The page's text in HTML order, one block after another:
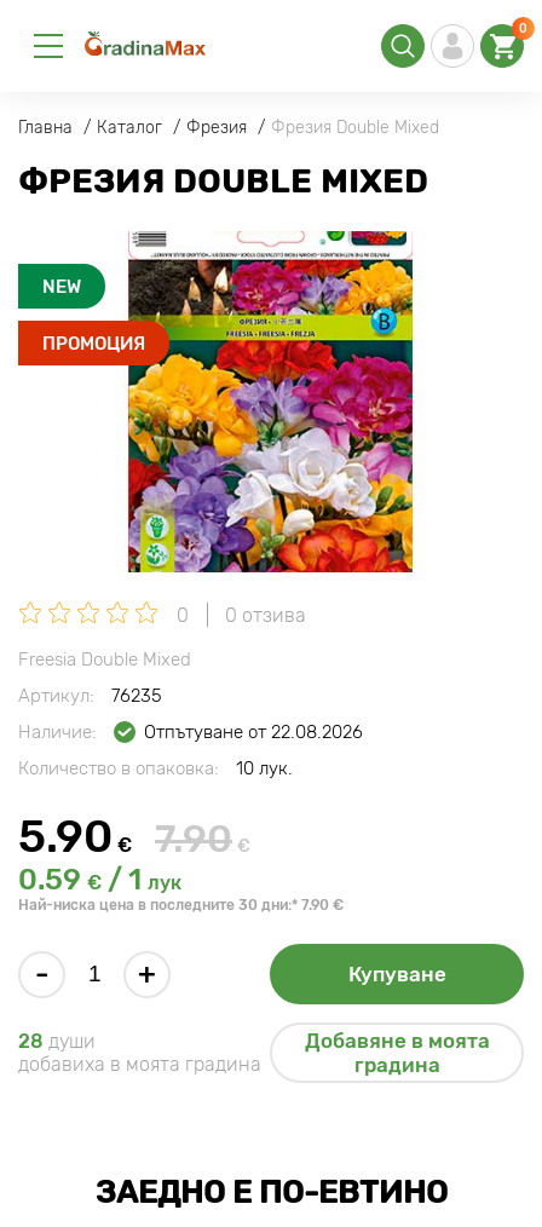
0
Главна Каталог Фрезия Фрезия Double Mixed
ФРЕЗИЯ DOUBLE MIXED
NEW
ПРОМОЦИЯ
0 0 отзива
Freesia Double Mixed
Артикул:
76235
Наличие:
Отпътуване от 22.08.2026
Количество в опаковка:
10 лук.
5.90 € 7.90 €
0.59 € / 1 лук
Най-ниска цена в последните 30 дни:* 7.90 €
- + Купуване
28 души
добавиха в моята градина
Добавяне в моята
градина
ЗАЕДНО Е ПО-ЕВТИНО